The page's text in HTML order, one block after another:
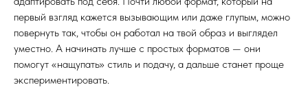
первый взгляд кажется вызывающим или даже глупым, можно
повернуть так, чтобы он работал на твой образ и выглядел
уместно. А начинать лучше с простых форматов — они
помогут «нащупать» стиль и подачу, а дальше станет проще
экспериментировать.